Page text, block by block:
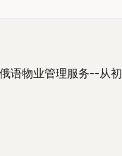
语物业管理服务--从初